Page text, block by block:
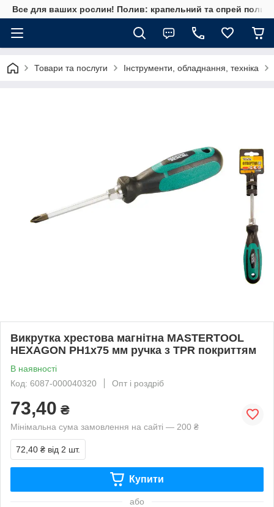
Все для ваших рослин! Полив: крапельний та спрей полив,
Товари та послуги Інструменти, обладнання, техніка
Викрутка хрестова магнітна MASTERTOOL
HEXAGON РН1х75 мм ручка з TPR покриттям
В наявності
Код: 6087-000040320
Опт і роздріб
73,40 ₴
Мінімальна сума замовлення на сайті — 200 ₴
72,40 ₴ від 2 шт.
Купити
або